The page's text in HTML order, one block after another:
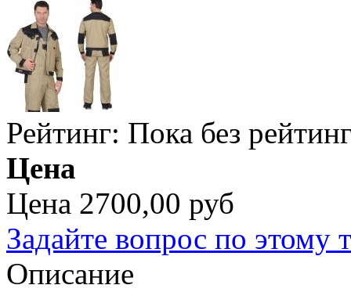
Рейтинг: Пока без
Цена
Цена 2700,00 руб
Задайте вопрос по этому
Описание